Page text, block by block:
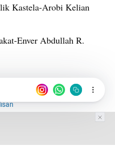
Kastela-Arobi Kelian
Enver Abdullah R.